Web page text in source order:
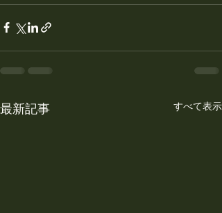
最新記事 すべて表示